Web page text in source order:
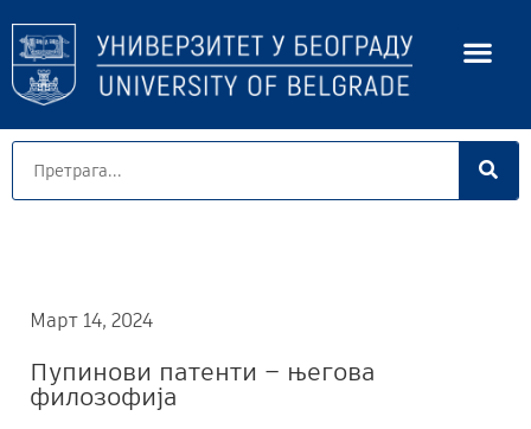
Март 14, 2024
Пупинови патенти – његова
филозофија